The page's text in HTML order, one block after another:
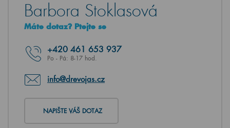
Barbora Stoklasová
Máte dotaz? Ptejte se
+420 461 653 937
Po - Pá: 8-17 hod.
info@drevojas.cz
NAPIŠTE VÁŠ DOTAZ